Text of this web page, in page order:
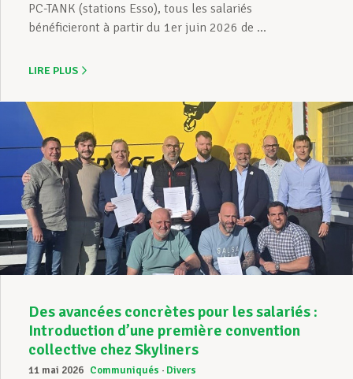
PC-TANK (stations Esso), tous les salariés
bénéficieront à partir du 1er juin 2026 de ...
LIRE PLUS
Des avancées concrètes pour les salariés :
Introduction d’une première convention
collective chez Skyliners
11 mai 2026 Communiqués Divers